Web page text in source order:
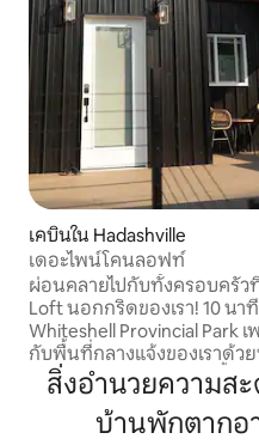
เคบินใน Hadashville
เดอะไพน์โคนลอฟท์
ผ่อนคลายไปกับทั้งครอบครัว
Loft นอกกริดของเรา! 10 นา
Whiteshell Provincial Park เ
กับพื้นที่กลางแจ้งของเราด้ว
เตาผิงกลางแจ้งและอ่างน้ำร้
มาข้างในและรู้สึกอบอุ่นบนพื้
ศูนย์กลางอยู่รอบๆเตาหรือเ
สิ่งอำนวยความส
บ้านพักตากอ